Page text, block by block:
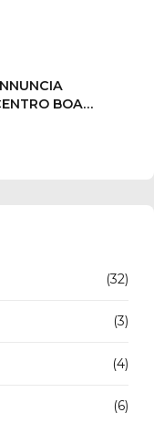
BOA
(32)
(3)
(4)
(6)